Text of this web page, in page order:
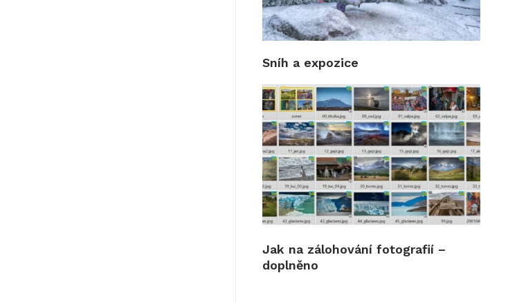
Sníh a expozice
Jak na zálohování fotografií –
doplněno